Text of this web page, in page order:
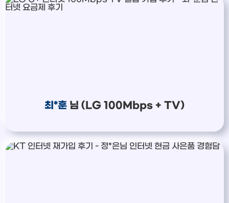
최*훈 님 (LG 100Mbps + TV)